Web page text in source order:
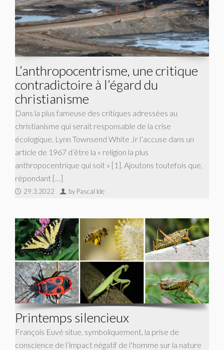
L’anthropocentrisme, une critique
contradictoire à l’égard du
christianisme
Dans la plus fameuse des critiques adressées au
christianisme qui serait responsable de la crise
écologique, Lynn Townsend White Jr l’accuse dans un
article de 1967 d’être la « religion la plus
anthropocentrique qui soit » [1]. Ajoutons toutefois que,
répondant […]
29.3.2022 by Pascal Ide
Printemps silencieux
François Euvé situe, symboliquement, la prise de
conscience de l’impact négatif de l’homme sur la nature